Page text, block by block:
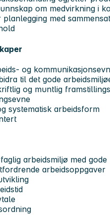
om medvirkning i
med
og
til det gode
og muntlig
systematisk arbeidsform
arbeidsmiljø med
arbeidsoppgaver